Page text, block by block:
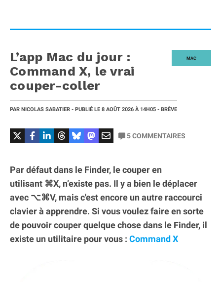
MAC
L’app Mac du jour :
Command X, le vrai
couper-coller
PAR NICOLAS SABATIER - PUBLIÉ LE 8 AOÛT 2026 À 14H05 - BRÈVE
5COMMENTAIRES
Par défaut dans le Finder, le couper en
utilisant ⌘X, n’existe pas. Il y a bien le déplacer
avec ⌥⌘V, mais c'est encore un autre raccourci
clavier à apprendre. Si vous voulez faire en sorte
de pouvoir couper quelque chose dans le Finder, il
existe un utilitaire pour vous : Command X